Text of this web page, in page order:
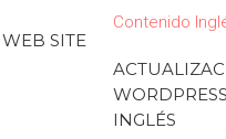
SITE
INGLÉS